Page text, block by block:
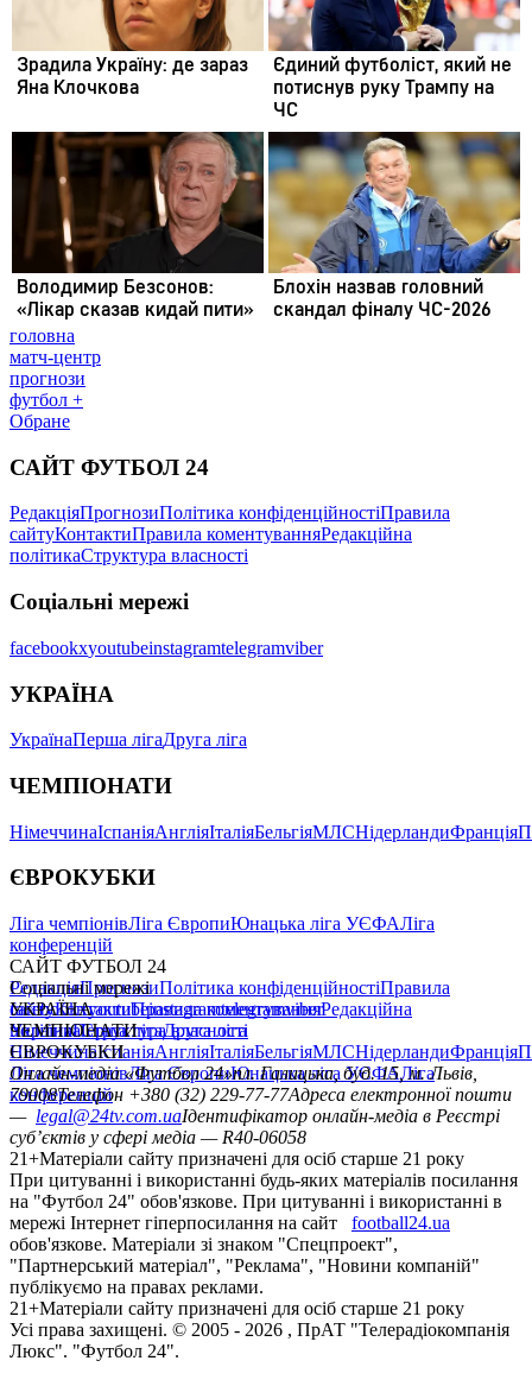
головна
матч-центр
прогнози
футбол +
Обране
САЙТ ФУТБОЛ 24
РедакціяПрогнозиПолітика конфіденційностіПравила
сайтуКонтактиПравила коментуванняРедакційна
політикаСтруктура власності
Соціальні мережі
facebookxyoutubeinstagramtelegramviber
УКРАЇНА
УкраїнаПерша лігаДруга ліга
ЧЕМПІОНАТИ
НімеччинаІспаніяАнгліяІталіяБельгіяМЛСНідерландиФранція
ЄВРОКУБКИ
Ліга чемпіонівЛіга ЄвропиЮнацька ліга УЄФАЛіга
конференцій
САЙТ ФУТБОЛ 24
РедакціяПрогнозиПолітика конфіденційностіПравила
сайтуКонтактиПравила коментуванняРедакційна
політикаСтруктура власності
Соціальні мережі
facebookxyoutubeinstagramtelegramviber
УКРАЇНА
УкраїнаПерша лігаДруга ліга
ЧЕМПІОНАТИ
НімеччинаІспаніяАнгліяІталіяБельгіяМЛСНідерландиФранція
ЄВРОКУБКИ
Ліга чемпіонівЛіга ЄвропиЮнацька ліга УЄФАЛіга
конференцій
Онлайн-медіа «Футбол 24»пл. Галицька, буд. 15, м. Львів,
79008Телефон +380 (32) 229-77-77Адреса електронної пошти
— legal@24tv.com.uaІдентифікатор онлайн-медіа в Реєстрі
суб’єктів у сфері медіа — R40-06058
21+Матеріали сайту призначені для осіб старше 21 року
При цитуванні і використанні будь-яких матеріалів посилання
на "Футбол 24" обов'язкове. При цитуванні і використанні в
мережі Інтернет гіперпосилання на сайт
football24.ua
обов'язкове. Матеріали зі знаком "Спецпроект",
"Партнерський матеріал", "Реклама", "Новини компаній"
публікуємо на правах реклами.
21+Матеріали сайту призначені для осіб старше 21 року
Усi права захищенi. © 2005 - 2026 , ПрАТ "Телерадіокомпанія
Люкс". "Футбол 24".